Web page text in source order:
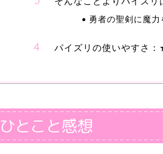
勇者の聖剣に魔
パイズリの使いやす
ひとこと感想